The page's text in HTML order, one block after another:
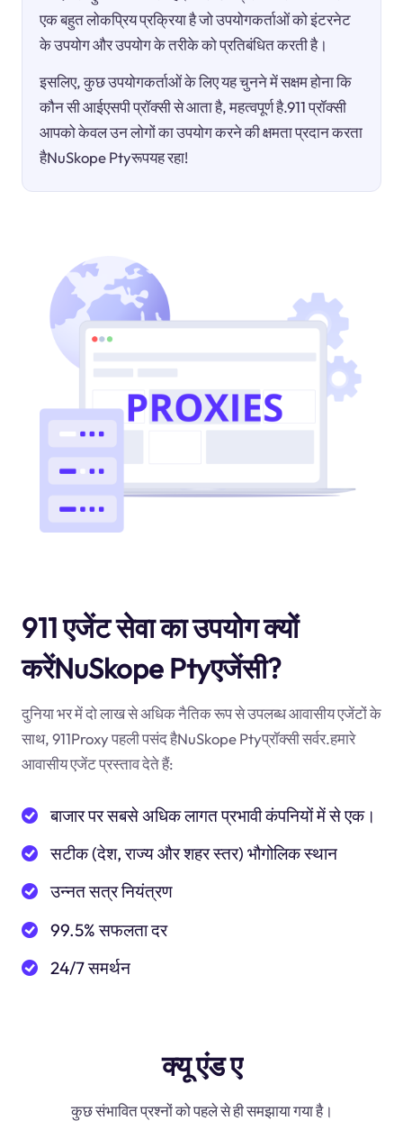
एक बहुत लोकप्रिय प्रक्रिया है जो उपयोगकर्ताओं को इंटरनेट
के उपयोग और उपयोग के तरीके को प्रतिबंधित करती है।
इसलिए, कुछ उपयोगकर्ताओं के लिए यह चुनने में सक्षम होना कि
कौन सी आईएसपी प्रॉक्सी से आता है, महत्वपूर्ण है.911 प्रॉक्सी
आपको केवल उन लोगों का उपयोग करने की क्षमता प्रदान करता
हैNuSkope Ptyरूपयह रहा!
911 एजेंट सेवा का उपयोग क्यों
करेंNuSkope Ptyएजेंसी?
दुनिया भर में दो लाख से अधिक नैतिक रूप से उपलब्ध आवासीय एजेंटों के
साथ, 911Proxy पहली पसंद हैNuSkope Ptyप्रॉक्सी सर्वर.हमारे
आवासीय एजेंट प्रस्ताव देते हैं:
बाजार पर सबसे अधिक लागत प्रभावी कंपनियों में से एक।
सटीक (देश, राज्य और शहर स्तर) भौगोलिक स्थान
उन्नत सत्र नियंत्रण
99.5% सफलता दर
24/7 समर्थन
क्यू एंड ए
कुछ संभावित प्रश्नों को पहले से ही समझाया गया है।